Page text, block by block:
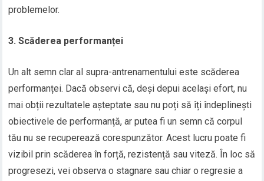
problemelor.
3. Scăderea performanței
Un alt semn clar al supra-antrenamentului este scăderea
performanței. Dacă observi că, deși depui același efort, nu
mai obții rezultatele așteptate sau nu poți să îți îndeplinești
obiectivele de performanță, ar putea fi un semn că corpul
tău nu se recuperează corespunzător. Acest lucru poate fi
vizibil prin scăderea în forță, rezistență sau viteză. În loc să
progresezi, vei observa o stagnare sau chiar o regresie a